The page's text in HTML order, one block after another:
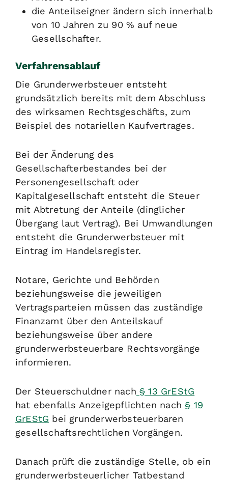
die Anteilseigner ändern sich innerhalb
von 10 Jahren zu 90 % auf neue
Gesellschafter.
Verfahrensablauf
Die Grunderwerbsteuer entsteht
grundsätzlich bereits mit dem Abschluss
des wirksamen Rechtsgeschäfts, zum
Beispiel des notariellen Kaufvertrages.
Bei der Änderung des
Gesellschafterbestandes bei der
Personengesellschaft oder
Kapitalgesellschaft entsteht die Steuer
mit Abtretung der Anteile (dinglicher
Übergang laut Vertrag). Bei Umwandlungen
entsteht die Grunderwerbsteuer mit
Eintrag im Handelsregister.
Notare, Gerichte und Behörden
beziehungsweise die jeweiligen
Vertragsparteien müssen das zuständige
Finanzamt über den Anteilskauf
beziehungsweise über andere
grunderwerbsteuerbare Rechtsvorgänge
informieren.
Der Steuerschuldner nach § 13 GrEStG
hat ebenfalls Anzeigepflichten nach§ 19
GrEStG bei grunderwerbsteuerbaren
gesellschaftsrechtlichen Vorgängen.
Danach prüft die zuständige Stelle, ob ein
grunderwerbsteuerlicher Tatbestand